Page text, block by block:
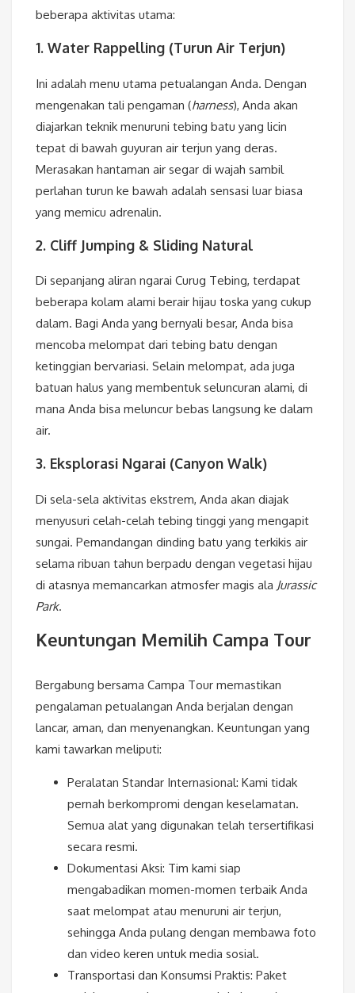
beberapa aktivitas utama:
1. Water Rappelling (Turun Air Terjun)
Ini adalah menu utama petualangan Anda. Dengan
mengenakan tali pengaman (harness), Anda akan
diajarkan teknik menuruni tebing batu yang licin
tepat di bawah guyuran air terjun yang deras.
Merasakan hantaman air segar di wajah sambil
perlahan turun ke bawah adalah sensasi luar biasa
yang memicu adrenalin.
2. Cliff Jumping & Sliding Natural
Di sepanjang aliran ngarai Curug Tebing, terdapat
beberapa kolam alami berair hijau toska yang cukup
dalam. Bagi Anda yang bernyali besar, Anda bisa
mencoba melompat dari tebing batu dengan
ketinggian bervariasi. Selain melompat, ada juga
batuan halus yang membentuk seluncuran alami, di
mana Anda bisa meluncur bebas langsung ke dalam
air.
3. Eksplorasi Ngarai (Canyon Walk)
Di sela-sela aktivitas ekstrem, Anda akan diajak
menyusuri celah-celah tebing tinggi yang mengapit
sungai. Pemandangan dinding batu yang terkikis air
selama ribuan tahun berpadu dengan vegetasi hijau
di atasnya memancarkan atmosfer magis ala Jurassic
Park.
Keuntungan Memilih Campa Tour
Bergabung bersama Campa Tour memastikan
pengalaman petualangan Anda berjalan dengan
lancar, aman, dan menyenangkan. Keuntungan yang
kami tawarkan meliputi:
Peralatan Standar Internasional: Kami tidak
pernah berkompromi dengan keselamatan.
Semua alat yang digunakan telah tersertifikasi
secara resmi.
Dokumentasi Aksi: Tim kami siap
mengabadikan momen-momen terbaik Anda
saat melompat atau menuruni air terjun,
sehingga Anda pulang dengan membawa foto
dan video keren untuk media sosial.
Transportasi dan Konsumsi Praktis: Paket